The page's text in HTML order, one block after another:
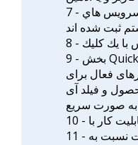
7 - بخش نمایش وضعیت همه سرویس هاي
ثبت شده اند
با يك كليك
9 - بخش Quick Insert برای انتخاب VMID از
فعال برای
و فیلد آی
صورت سریع
11 - سرعت بالا در اجراي دستورات نسبت به